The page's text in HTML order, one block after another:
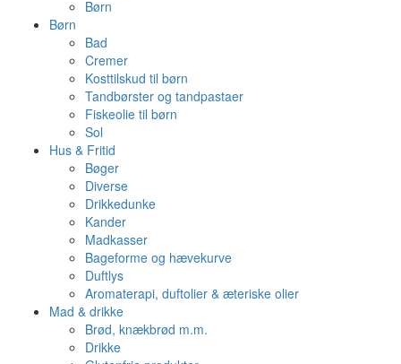
Børn
Børn
Bad
Cremer
Kosttilskud til børn
Tandbørster og tandpastaer
Fiskeolie til børn
Sol
Hus & Fritid
Bøger
Diverse
Drikkedunke
Kander
Madkasser
Bageforme og hævekurve
Duftlys
Aromaterapi, duftolier & æteriske olier
Mad & drikke
Brød, knækbrød m.m.
Drikke